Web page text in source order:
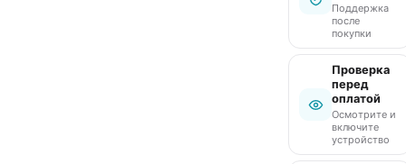
Поддержка
после
покупки
Проверка
перед
оплатой
Осмотрите и
включите
устройство